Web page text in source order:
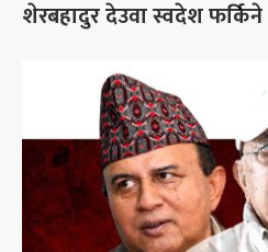
शेरबहादुर देउवा स्वदेश